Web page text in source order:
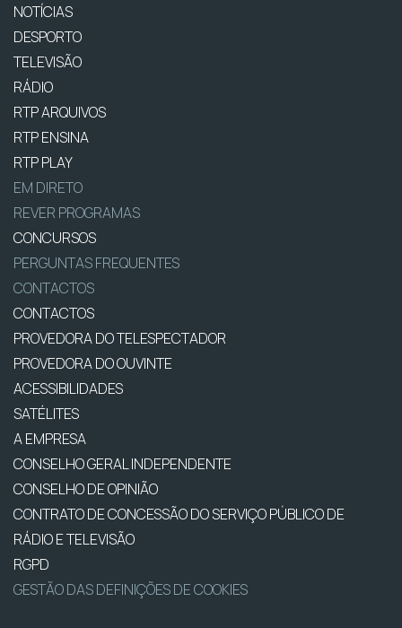
NOTÍCIAS
DESPORTO
TELEVISÃO
RÁDIO
RTP ARQUIVOS
RTP ENSINA
RTP PLAY
EM DIRETO
REVER PROGRAMAS
CONCURSOS
PERGUNTAS FREQUENTES
CONTACTOS
CONTACTOS
PROVEDORA DO TELESPECTADOR
PROVEDORA DO OUVINTE
ACESSIBILIDADES
SATÉLITES
A EMPRESA
CONSELHO GERAL INDEPENDENTE
CONSELHO DE OPINIÃO
CONTRATO DE CONCESSÃO DO SERVIÇO PÚBLICO DE
RÁDIO E TELEVISÃO
RGPD
GESTÃO DAS DEFINIÇÕES DE COOKIES